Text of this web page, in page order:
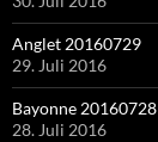
Anglet 20160729
29. Juli 2016
Bayonne 20160728
28. Juli 2016